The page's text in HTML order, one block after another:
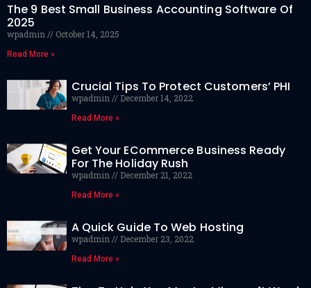
The 9 Best Small Business Accounting Software Of
2025
wpadmin October 14, 2025
Read More »
Crucial Tips To Protect Customers’ PHI
wpadmin December 14, 2022
Read More »
Get Your ECommerce Business Ready
For The Holiday Rush
wpadmin December 21, 2022
Read More »
A Quick Guide To Web Hosting
wpadmin December 23, 2022
Read More »